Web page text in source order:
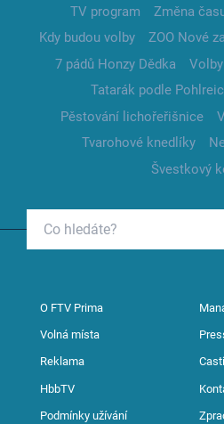
TV program
Změna
Kdy budou volby
ZOO Nové
7 pádů Honzy Dědka
Tatarák podle
Pěstování lichořeřišnice
Tvarohové knedlíky
Švestkový
O FTV Prima
Volná místa
Reklama
HbbTV
Podmínky užívání